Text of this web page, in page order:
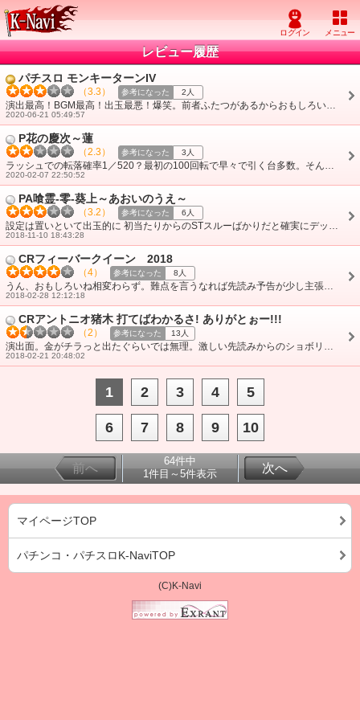
レビュー履歴
パチスロ モンキーターンIV
（3.3） 参考になった 2人
演出最高！BGM最高！出玉最悪！爆笑。前者ふたつがあるからおもしろいからうってしまう笑。深追いは厳禁で笑。
2020-06-21 05:49:57
P花の慶次～蓮
（2.3） 参考になった 3人
ラッシュでの転落確率1／520？最初の100回転で早々で引く台多数。そんなに簡単か？ていうぐらい引く。自分も3連してサクッとおわり。以降も同様だった。イメージと・・・
2020-02-07 22:50:52
PA喰霊-零-葵上～あおいのうえ～
（3.2） 参考になった 6人
設定は置いといて出玉的に 初当たりからのSTスルーばかりだと確実にデッドになる台です、笑 STからの更に電サポ振り分け50パーのラッシュ入れて連チャンさせて・・・
2018-11-10 18:43:28
CRフィーバークイーン 2018
（4） 参考になった 8人
うん、おもしろいね相変わらず。難点を言うなれば先読み予告が少し主張激しくなったかな。 保留や先読みは本当にたまーにのアクセント程度でいいのに(この台に限っては・・・
2018-02-28 12:12:18
CRアントニオ猪木 打てばわかるさ! ありがとぉー!!!
（2） 参考になった 13人
演出面。金がチラっと出たぐらいでは無理。激しい先読みからのショボリーチのオンパレード。 挙げ句のはてには闘魂赤保留で役物落下からのvsリーチの煽りきて発展せず・・・
2018-02-21 20:48:02
1 2 3 4 5
6 7 8 9 10
前へ
64件中
1件目～5件表示
次へ
マイページTOP
パチンコ・パチスロK-NaviTOP
(C)K-Navi